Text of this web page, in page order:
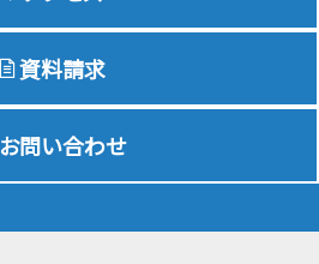
入試情報サイト
資料請求
お問い合わせ